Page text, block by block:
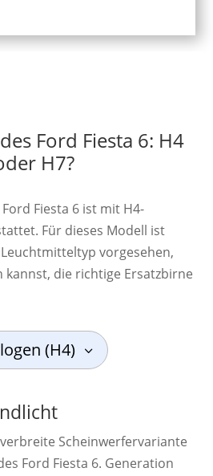
Ford Fiesta 6: H4
H7?
Fiesta 6 ist mit H4-
Für dieses Modell ist
vorgesehen,
kannst, die richtige Ersatzbirne
(H4)
Schein­werf­er­va­ri­ante
Ford Fiesta 6. Ge­ne­ra­ti­on